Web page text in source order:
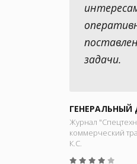
задачи.
ГЕНЕРАЛЬНЫЙ
Журнал
коммерческий
К.С.